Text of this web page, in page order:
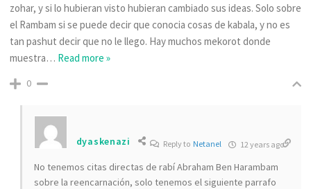
zohar, y si lo hubieran visto hubieran cambiado sus ideas. Solo sobre
el Rambam si se puede decir que conocia cosas de kabala, y no es
tan pashut decir que no le llego. Hay muchos mekorot donde
muestra… Read more »
0
dyaskenazi Reply to Netanel 12 years ago
No tenemos citas directas de rabí Abraham Ben Harambam
sobre la reencarnación, solo tenemos el siguiente parrafo